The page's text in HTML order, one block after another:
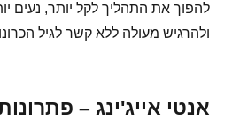
להפוך את התהליך לקל יותר, נעים
ולהרגיש מעולה ללא קשר לגיל
אנטי אייג'ינג –